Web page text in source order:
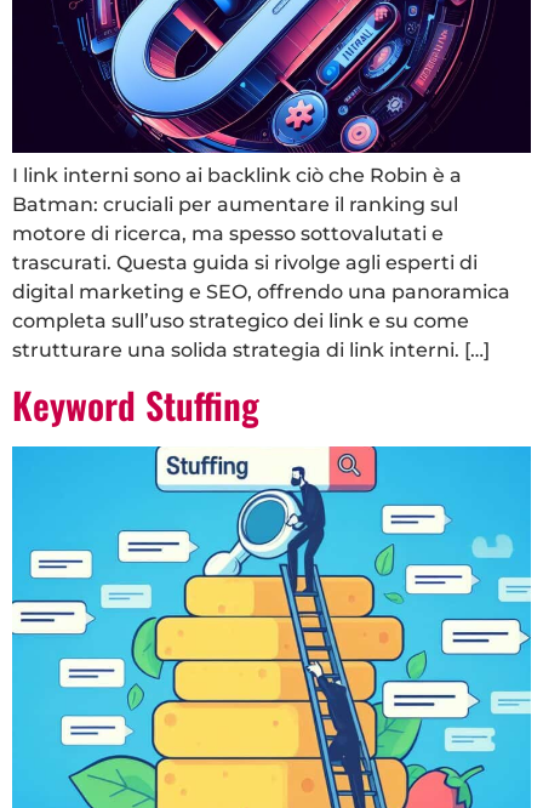
I link interni sono ai backlink ciò che Robin è a
Batman: cruciali per aumentare il ranking sul
motore di ricerca, ma spesso sottovalutati e
trascurati. Questa guida si rivolge agli esperti di
digital marketing e SEO, offrendo una panoramica
completa sull’uso strategico dei link e su come
strutturare una solida strategia di link interni. […]
Keyword Stuffing